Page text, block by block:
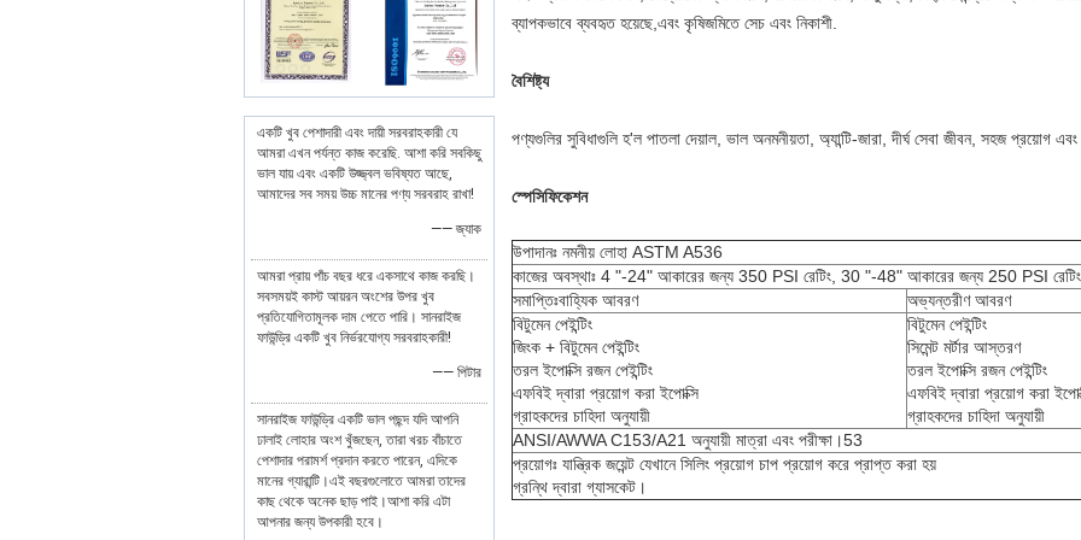
একটি খুব পেশাদারী এবং দায়ী সরবরাহকারী যে
আমরা এখন পর্যন্ত কাজ করেছি. আশা করি সবকিছু
ভাল যায় এবং একটি উজ্জ্বল ভবিষ্যত আছে,
আমাদের সব সময় উচ্চ মানের পণ্য সরবরাহ রাখা!
—— জ্যাক
আমরা প্রায় পাঁচ বছর ধরে একসাথে কাজ করছি।
সবসময়ই কাস্ট আয়রন অংশের উপর খুব
প্রতিযোগিতামূলক দাম পেতে পারি। সানরাইজ
ফাউন্ড্রি একটি খুব নির্ভরযোগ্য সরবরাহকারী!
—— পিটার
সানরাইজ ফাউন্ড্রি একটি ভাল পছন্দ যদি আপনি
ঢালাই লোহার অংশ খুঁজছেন, তারা খরচ বাঁচাতে
পেশাদার পরামর্শ প্রদান করতে পারেন, এদিকে
মানের গ্যারান্টি।এই বছরগুলোতে আমরা তাদের
কাছ থেকে অনেক ছাড় পাই।আশা করি এটা
আপনার জন্য উপকারী হবে।
ব্যাপকভাবে ব্যবহৃত হয়েছে,এবং কৃষিজমিতে সেচ এবং নিকাশী.
বৈশিষ্ট্য
পণ্যগুলির সুবিধাগুলি হ'ল পাতলা দেয়াল, ভাল অনমনীয়তা, অ্যান্টি-জারা, দীর্ঘ সেবা জীবন, সহজ প্রয়োগ এবং
স্পেসিফিকেশন
উপাদানঃ নমনীয় লোহা ASTM A536
কাজের অবস্থাঃ 4 "-24" আকারের জন্য 350 PSI রেটিং, 30 "-48" আকারের জন্য 250 PSI রেটিং
সমাপ্তিঃবাহ্যিক আবরণ
অভ্যন্তরীণ আবরণ
বিটুমেন পেইন্টিং
জিংক + বিটুমেন পেইন্টিং
তরল ইপোক্সি রজন পেইন্টিং
এফবিই দ্বারা প্রয়োগ করা ইপোক্সি
গ্রাহকদের চাহিদা অনুযায়ী
বিটুমেন পেইন্টিং
সিমেন্ট মর্টার আস্তরণ
তরল ইপোক্সি রজন পেইন্টিং
এফবিই দ্বারা প্রয়োগ করা
গ্রাহকদের চাহিদা অনুযায়ী
ANSI/AWWA C153/A21 অনুযায়ী মাত্রা এবং পরীক্ষা।53
প্রয়োগঃ যান্ত্রিক জয়েন্ট যেখানে সিলিং প্রয়োগ চাপ প্রয়োগ করে প্রাপ্ত করা হয়
গ্রন্থি দ্বারা গ্যাসকেট।